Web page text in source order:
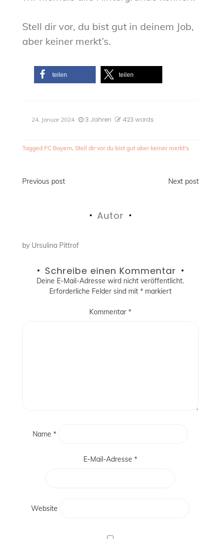
Stell dir vor, du bist gut in deinem Job,
aber keiner merkt’s.
teilen teilen
24. Januar 2024 3 Jahren 423 words
Tagged FC Bayern, Stell dir vor du bist gut aber keiner merkt's
Beitragsnavigation
Previous post Next post
Autor
by Ursulina Pittrof
Schreibe einen Kommentar
Deine E-Mail-Adresse wird nicht veröffentlicht.
Erforderliche Felder sind mit *markiert
Kommentar*
Name*
E-Mail-Adresse*
Website